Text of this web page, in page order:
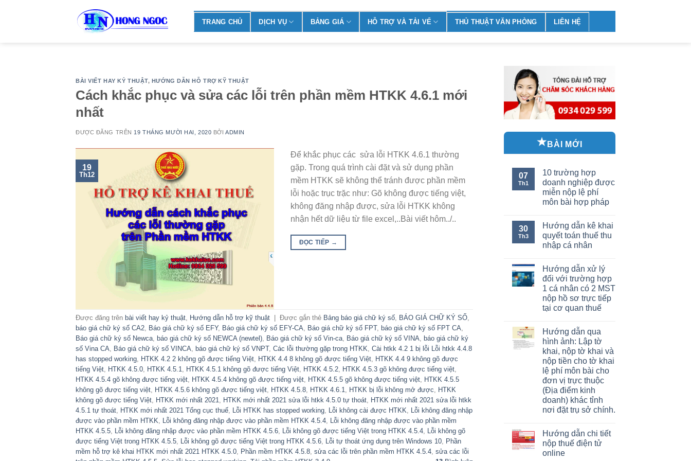
TRANG CHỦ DỊCH VỤ BẢNG GIÁ HỖ TRỢ VÀ TẢI VỂ THỦ THUẬT VĂN PHÒNG LIÊN HỆ
BÀI VIẾT HAY KỶ THUẬT, HƯỚNG DẪN HỖ TRỢ KỸ THUẬT
Cách khắc phục và sửa các lỗi trên phần mềm HTKK 4.6.1 mới
nhất
ĐƯỢC ĐĂNG TRÊN 19 THÁNG MƯỜI HAI, 2020 BỞIADMIN
19
Th12
Để khắc phục các sửa lỗi HTKK 4.6.1 thường
gặp. Trong quá trình cài đặt và sử dụng phần
mềm HTKK sẽ không thể tránh được phần mềm
lỗi hoặc trục trặc như: Gõ không được tiếng việt,
không đăng nhập được, sửa lỗi HTKK không
nhận hết dữ liệu từ file excel,..Bài viết hôm../..
ĐỌC TIẾP →
Được đăng trên bài viết hay kỷ thuật Hướng dẫn hỗ trợ kỹ thuật Được gắn thẻ Bảng báo giá chữ ký số BÁO GIÁ CHỮ KÝ SỐ
báo giá chữ ký số CA2
Báo giá chữ ký số EFY, Báo giá chữ ký số EFY-CA Báo giá chữ ký số FPT, báo giá chữ ký số FPT CA
Báo giá chữ ký số Newca
báo giá chữ ký số NEWCA (newtel) Báo giá chữ ký số Vin-ca Báo giá chữ ký số VINA
báo giá chữ ký
số Vina CA
Báo giá chữ ký số VINCA báo giá chữ ký số VNPT, Các lỗi thường gặp trong HTKK Cài htkk 4.2 1 bị lỗi Lỗi htkk 4.4.8
has stopped working
HTKK 4.2 2 không gõ được tiếng Việt HTKK 4.4 8 không gõ được tiếng Việt
HTKK 4.4 9 không gõ được
tiếng Việt
HTKK 4.5.0 HTKK 4.5.1 HTKK 4.5.1 không gõ được tiếng Việt HTKK 4.5.2 HTKK 4.5.3 gõ không được tiếng việt
HTKK 4.5.4 gõ không được tiếng việt
HTKK 4.5.4 không gõ được tiếng việt HTKK 4.5.5 gõ không được tiếng việt
HTKK 4.5.5
không gõ được tiếng việt
HTKK 4.5.6 không gõ được tiếng việt HTKK 4.5.8 HTKK 4.6.1 HTKK bị lỗi không mở được
HTKK
không gõ được tiếng Việt
HTKK mới nhất 2021 HTKK mới nhất 2021 sửa lỗi htkk 4.5.0 tự thoát
HTKK mới nhất 2021 sửa lỗi htkk
4.5.1 tự thoát
HTKK mới nhất 2021 Tổng cục thuế Lỗi HTKK has stopped working Lỗi không cài được HTKK
Lỗi không đăng nhập
được vào phần mềm HTKK
Lỗi không đăng nhập được vào phần mềm HTKK 4.5.4
Lỗi không đăng nhập được vào phần mềm
HTKK 4.5.5
Lỗi không đăng nhập được vào phần mềm HTKK 4.5.6 Lỗi không gõ được tiếng Việt trong HTKK 4.5.4
Lỗi không gõ
được tiếng Việt trong HTKK 4.5.5
Lỗi không gõ được tiếng Việt trong HTKK 4.5.6 Lỗi tự thoát ứng dụng trên Windows 10
Phần
mềm hỗ trợ kê khai HTKK mới nhất 2021 HTKK 4.5.0
Phần mềm HTKK 4.5.8 sửa các lỗi trên phần mềm HTKK 4.5.4 sửa các lỗi
BÀI MỚI
07
Th1
10 trường hợp
doanh nghiệp được
miễn nộp lệ phí
môn bài hợp pháp
30
Th3
Hướng dẫn kê khai
quyết toán thuế thu
nhập cá nhân
Hướng dẫn xử lý
đối với trường hợp
1 cá nhân có 2 MST
nộp hồ sơ trực tiếp
tại cơ quan thuế
Hướng dẫn qua
hình ảnh: Lập tờ
khai, nộp tờ khai và
nộp tiền cho tờ khai
lệ phí môn bài cho
đơn vị trực thuộc
(Địa điểm kinh
doanh) khác tỉnh
nơi đặt trụ sở chính.
Hướng dẫn chi tiết
nộp thuế điện tử
online